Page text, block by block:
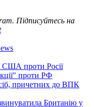
Підписуйтесь на
США проти Росії
проти РФ
причетних до ВПК
Британію у